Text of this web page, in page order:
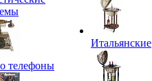
телефоны
Итальянские